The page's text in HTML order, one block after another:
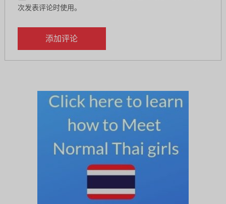
次发表评论时使用。